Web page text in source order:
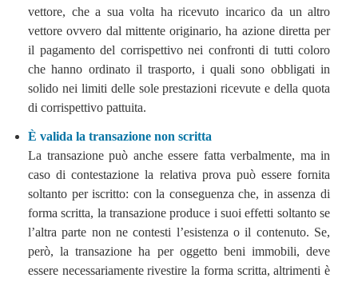
vettore, che a sua volta ha ricevuto incarico da un altro
vettore ovvero dal mittente originario, ha azione diretta per
il pagamento del corrispettivo nei confronti di tutti coloro
che hanno ordinato il trasporto, i quali sono obbligati in
solido nei limiti delle sole prestazioni ricevute e della quota
di corrispettivo pattuita.
È valida la transazione non scritta
La transazione può anche essere fatta verbalmente, ma in
caso di contestazione la relativa prova può essere fornita
soltanto per iscritto: con la conseguenza che, in assenza di
forma scritta, la transazione produce i suoi effetti soltanto se
l’altra parte non ne contesti l’esistenza o il contenuto. Se,
però, la transazione ha per oggetto beni immobili, deve
essere necessariamente rivestire la forma scritta, altrimenti è